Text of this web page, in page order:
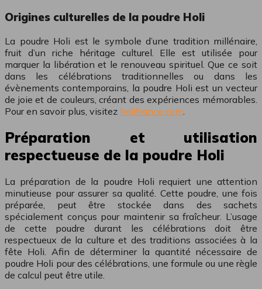
Origines culturelles de la poudre Holi
La poudre Holi est le symbole d’une tradition millénaire,
fruit d’un riche héritage culturel. Elle est utilisée pour
marquer la libération et le renouveau spirituel. Que ce soit
dans les célébrations traditionnelles ou dans les
évènements contemporains, la poudre Holi est un vecteur
de joie et de couleurs, créant des expériences mémorables.
Pour en savoir plus, visitez holifrance.com.
Préparation et utilisation
respectueuse de la poudre Holi
La préparation de la poudre Holi requiert une attention
minutieuse pour assurer sa qualité. Cette poudre, une fois
préparée, peut être stockée dans des sachets
spécialement conçus pour maintenir sa fraîcheur. L’usage
de cette poudre durant les célébrations doit être
respectueux de la culture et des traditions associées à la
fête Holi. Afin de déterminer la quantité nécessaire de
poudre Holi pour des célébrations, une formule ou une règle
de calcul peut être utile.